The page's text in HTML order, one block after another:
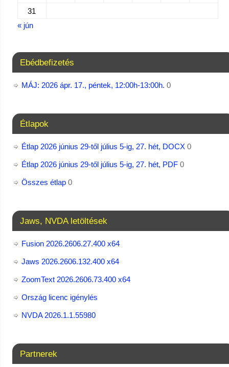
31
« jún
Ebédbefizetés
MÁJ: 2026 ápr. 17., péntek, 12:00h-13:00h. 0
Étlapok
Étlap 2026 június 29-től július 5-ig, 27. hét, DOCX0
Étlap 2026 június 29-től július 5-ig, 27. hét, PDF0
Összes étlap0
Jaws, NVDA letöltések
Fusion 2026.2606.27.400 x64
Jaws 2026.2606.132.400 x64
ZoomText 2026.2606.73.400​ x64
Ország licenc igénylés
NVDA 2026.1.1.55980
Partnerek